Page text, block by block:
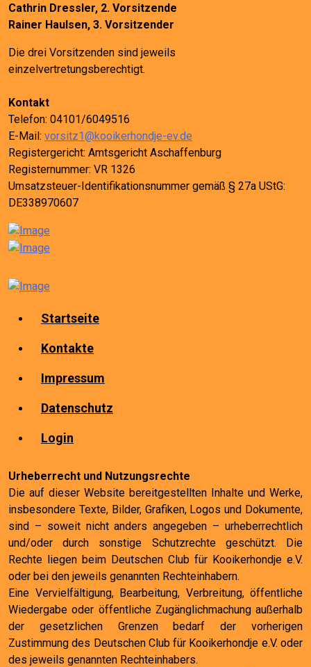
Cathrin Dressler, 2. Vorsitzende
Rainer Haulsen, 3. Vorsitzender
Die drei Vorsitzenden sind jeweils
einzelvertretungsberechtigt.
Kontakt
Telefon: 04101/6049516
E-Mail: vorsitz1@kooikerhondje-ev.de
Registergericht: Amtsgericht Aschaffenburg
Registernummer: VR 1326
Umsatzsteuer-Identifikationsnummer gemäß § 27a UStG:
DE338970607
Startseite
Kontakte
Impressum
Datenschutz
Login
Urheberrecht und Nutzungsrechte
Die auf dieser Website bereitgestellten Inhalte und Werke,
insbesondere Texte, Bilder, Grafiken, Logos und Dokumente,
sind – soweit nicht anders angegeben – urheberrechtlich
und/oder durch sonstige Schutzrechte geschützt. Die
Rechte liegen beim Deutschen Club für Kooikerhondje e.V.
oder bei den jeweils genannten Rechteinhabern.
Eine Vervielfältigung, Bearbeitung, Verbreitung, öffentliche
Wiedergabe oder öffentliche Zugänglichmachung außerhalb
der gesetzlichen Grenzen bedarf der vorherigen
Zustimmung des Deutschen Club für Kooikerhondje e.V. oder
des jeweils genannten Rechteinhabers.